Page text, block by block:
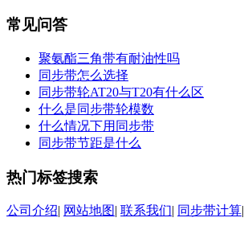
常见问答
聚氨酯三角带有耐油性吗
同步带怎么选择
同步带轮AT20与T20有什么区
什么是同步带轮模数
什么情况下用同步带
同步带节距是什么
热门标签搜索
公司介绍| 网站地图| 联系我们| 同步带计算|